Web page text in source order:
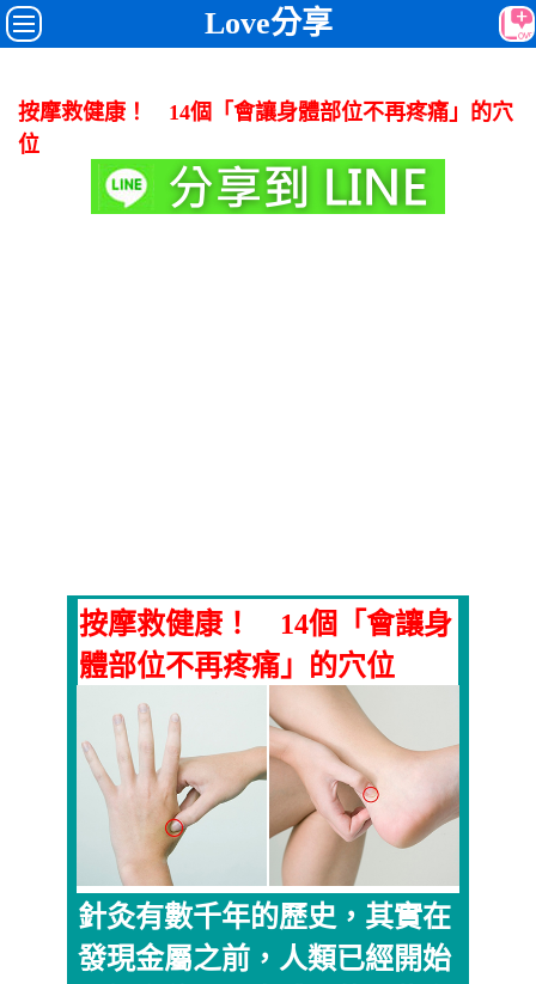
Love分享
按摩救健康！ 14個「會讓身體部位不再疼痛」的穴
位
按摩救健康！ 14個「會讓身
體部位不再疼痛」的穴位
針灸有數千年的歷史，其實在
發現金屬之前，人類已經開始